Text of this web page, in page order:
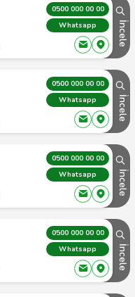
0500 000 00 00
Whatsapp
İncele
0500 000 00 00
Whatsapp
İncele
0500 000 00 00
Whatsapp
İncele
0500 000 00 00
Whatsapp
İncele